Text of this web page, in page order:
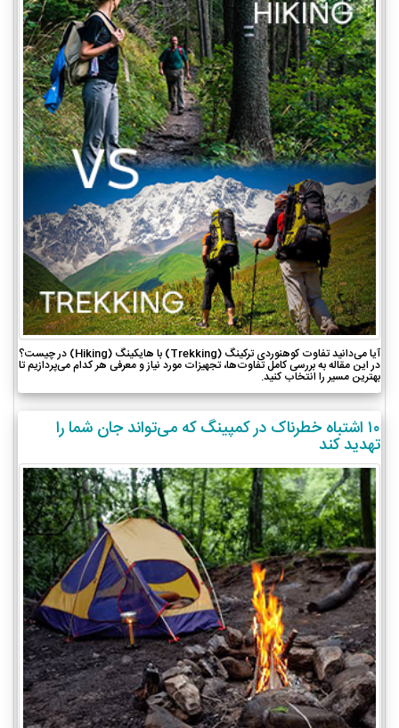
آیا می‌دانید تفاوت کوهنوردی ترکینگ (Trekking) با هایکینگ (Hiking) در چیست؟
در این مقاله به بررسی کامل تفاوت‌ها، تجهیزات مورد نیاز و معرفی هر کدام می‌پردازیم تا
بهترین مسیر را انتخاب کنید.
۱۰ اشتباه خطرناک در کمپینگ که می‌تواند جان شما را
تهدید کند